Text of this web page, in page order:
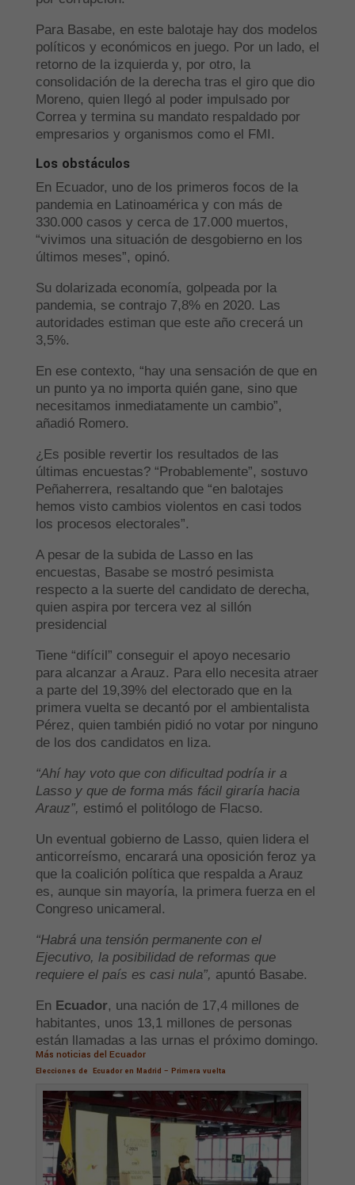
Para Basabe, en este balotaje hay dos modelos
políticos y económicos en juego. Por un lado, el
retorno de la izquierda y, por otro, la
consolidación de la derecha tras el giro que dio
Moreno, quien llegó al poder impulsado por
Correa y termina su mandato respaldado por
empresarios y organismos como el FMI.
Los obstáculos
En Ecuador, uno de los primeros focos de la
pandemia en Latinoamérica y con más de
330.000 casos y cerca de 17.000 muertos,
“vivimos una situación de desgobierno en los
últimos meses”, opinó.
Su dolarizada economía, golpeada por la
pandemia, se contrajo 7,8% en 2020. Las
autoridades estiman que este año crecerá un
3,5%.
En ese contexto, “hay una sensación de que en
un punto ya no importa quién gane, sino que
necesitamos inmediatamente un cambio”,
añadió Romero.
¿Es posible revertir los resultados de las
últimas encuestas? “Probablemente”, sostuvo
Peñaherrera, resaltando que “en balotajes
hemos visto cambios violentos en casi todos
los procesos electorales”.
A pesar de la subida de Lasso en las
encuestas, Basabe se mostró pesimista
respecto a la suerte del candidato de derecha,
quien aspira por tercera vez al sillón
presidencial
Tiene “difícil” conseguir el apoyo necesario
para alcanzar a Arauz. Para ello necesita atraer
a parte del 19,39% del electorado que en la
primera vuelta se decantó por el ambientalista
Pérez, quien también pidió no votar por ninguno
de los dos candidatos en liza.
“Ahí hay voto que con dificultad podría ir a
Lasso y que de forma más fácil giraría hacia
Arauz”, estimó el politólogo de Flacso.
Un eventual gobierno de Lasso, quien lidera el
anticorreísmo, encarará una oposición feroz ya
que la coalición política que respalda a Arauz
es, aunque sin mayoría, la primera fuerza en el
Congreso unicameral.
“Habrá una tensión permanente con el
Ejecutivo, la posibilidad de reformas que
requiere el país es casi nula”, apuntó Basabe.
En Ecuador, una nación de 17,4 millones de
habitantes, unos 13,1 millones de personas
están llamadas a las urnas el próximo domingo.
Más noticias del Ecuador
Elecciones de Ecuador en Madrid – Primera vuelta